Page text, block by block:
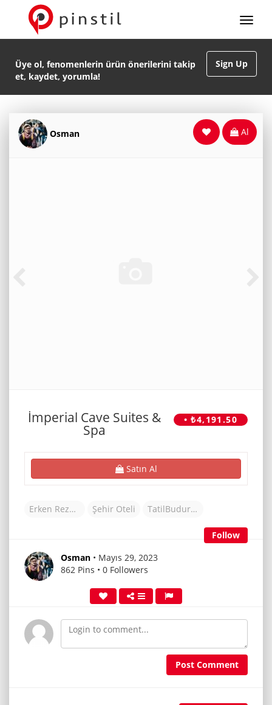
Sign Up
Üye ol, fenomenlerin ürün önerilerini takip
et, kaydet, yorumla!
Osman Al
• ₺4,191.50
İmperial Cave Suites &
Spa
Satın Al
Erken Rezervasyon Otelleri Şehir Oteli TatilBudur Otel
Follow
Osman • Mayıs 29, 2023
862 Pins • 0 Followers
Post Comment